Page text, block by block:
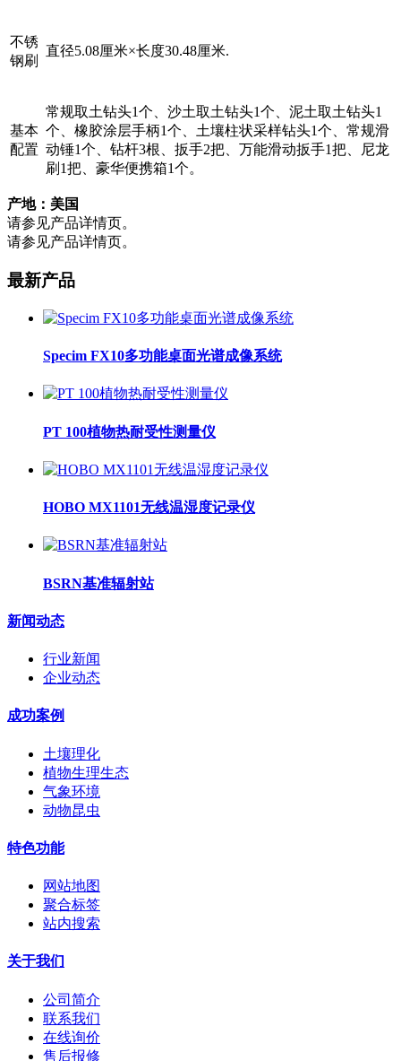
不锈
钢刷
直径5.08厘米×长度30.48厘米.
基本
配置
常规取土钻头1个、沙土取土钻头1个、泥土取土钻头1
个、橡胶涂层手柄1个、土壤柱状采样钻头1个、常规滑
动锤1个、钻杆3根、扳手2把、万能滑动扳手1把、尼龙
刷1把、豪华便携箱1个。
产地：美国
请参见产品详情页。
请参见产品详情页。
最新产品
Specim FX10多功能桌面光谱成像系统
PT 100植物热耐受性测量仪
HOBO MX1101无线温湿度记录仪
BSRN基准辐射站
新闻动态
行业新闻
企业动态
成功案例
土壤理化
植物生理生态
气象环境
动物昆虫
特色功能
网站地图
聚合标签
站内搜索
关于我们
公司简介
联系我们
在线询价
售后报修